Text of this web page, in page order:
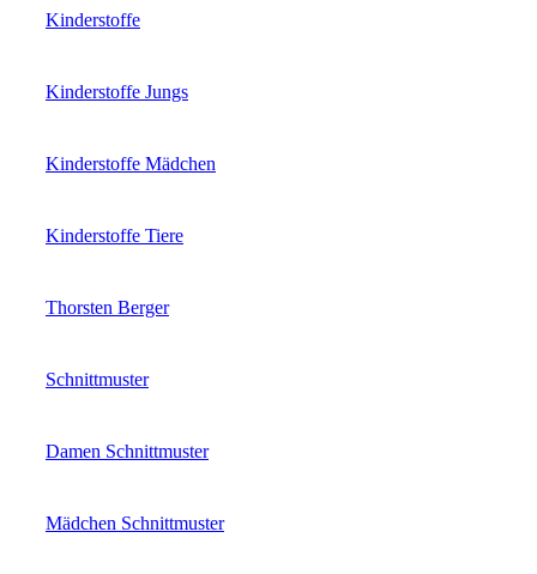
Kinderstoffe
Kinderstoffe Jungs
Kinderstoffe Mädchen
Kinderstoffe Tiere
Thorsten Berger
Schnittmuster
Damen Schnittmuster
Mädchen Schnittmuster